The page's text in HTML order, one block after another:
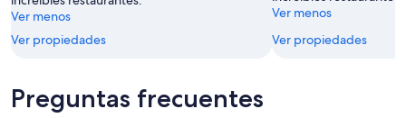
Ver menos
Ver propiedades
Ver menos
Ver propiedades
Preguntas frecuentes